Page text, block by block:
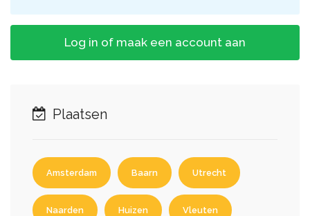
Log in of maak een account aan
Plaatsen
Amsterdam Baarn Utrecht
Naarden Huizen Vleuten